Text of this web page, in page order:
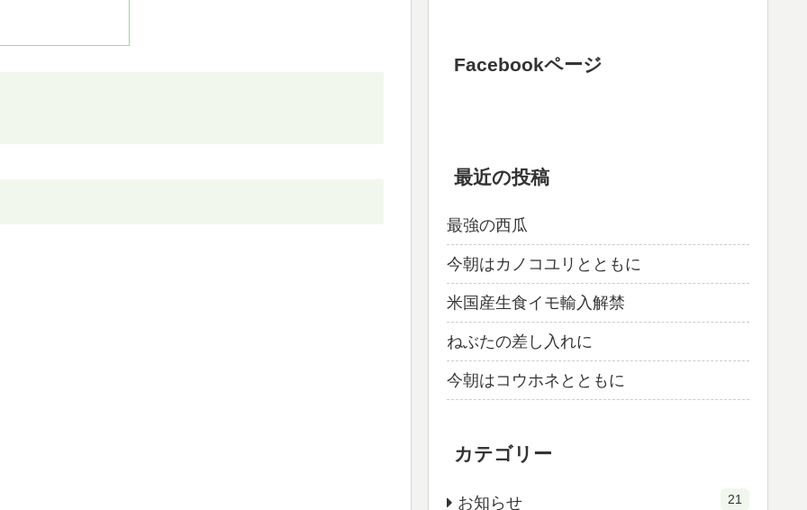
Facebookページ
最近の投稿
最強の西瓜
今朝はカノコユリとともに
米国産生食イモ輸入解禁
ねぶたの差し入れに
今朝はコウホネとともに
カテゴリー
お知らせ 21